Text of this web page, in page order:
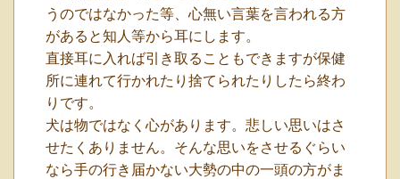
うのではなかった等、心無い言葉を言われる方
があると知人等から耳にします。
直接耳に入れば引き取ることもできますが保健
所に連れて行かれたり捨てられたりしたら終わ
りです。
犬は物ではなく心があります。悲しい思いはさ
せたくありません。そんな思いをさせるぐらい
なら手の行き届かない大勢の中の一頭の方がま